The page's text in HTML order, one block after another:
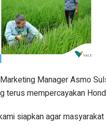
Manager Asmo
terus mempercayakan
siapkan agar